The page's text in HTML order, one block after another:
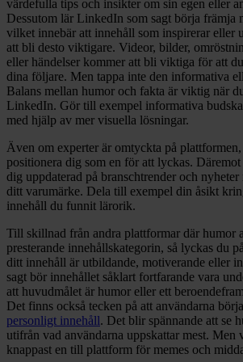
värdefulla tips och insikter om sin egen eller
Dessutom lär LinkedIn som sagt börja främja
vilket innebär att innehåll som inspirerar eller
att bli desto viktigare. Videor, bilder,
eller händelser kommer att bli viktiga för att
dina följare. Men tappa inte den informativa
Balans mellan humor och fakta är viktig när
LinkedIn. Gör till exempel informativa
med hjälp av mer visuella lösningar.
Även om experter är omtyckta på
positionera dig som en för att lyckas.
dig uppdaterad på branschtrender och
ditt varumärke. Dela till exempel din åsikt
innehåll du funnit lärorik.
Till skillnad från andra plattformar där humor
presterande innehållskategorin, så lyckas du
ditt innehåll är utbildande, motiverande eller
sagt bör innehållet såklart fortfarande vara
att huvudmålet är humor eller ett
Det finns också tecken på att användarna
personligt innehåll. Det blir spännande att se
utifrån vad användarna uppskattar mest. Men
knappast en till plattform för memes och